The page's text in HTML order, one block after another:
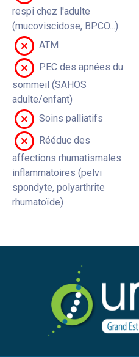
respi chez l'adulte
(mucoviscidose, BPCO...)
ATM
PEC des apnées du
sommeil (SAHOS
adulte/enfant)
Soins palliatifs
Rééduc des
affections rhumatismales
inflammatoires (pelvi
spondyte, polyarthrite
rhumatoïde)